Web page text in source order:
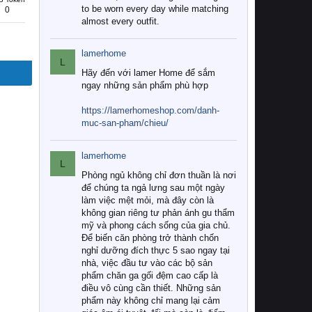
0
to be worn every day while matching
almost every outfit.
L
lamerhome
Hãy đến với lamer Home để sắm
ngay những sản phẩm phù hợp
https://lamerhomeshop.com/danh-
muc-san-pham/chieu/
L
lamerhome
Phòng ngủ không chỉ đơn thuần là nơi
để chúng ta ngả lưng sau một ngày
làm việc mệt mỏi, mà đây còn là
không gian riêng tư phản ánh gu thẩm
mỹ và phong cách sống của gia chủ.
Để biến căn phòng trở thành chốn
nghỉ dưỡng đích thực 5 sao ngay tại
nhà, việc đầu tư vào các bộ sản
phẩm chăn ga gối đệm cao cấp là
điều vô cùng cần thiết. Những sản
phẩm này không chỉ mang lại cảm